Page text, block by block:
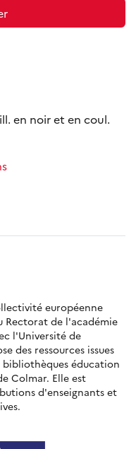
en noir et en coul.
européenne
Rectorat de l'académie
l'Université de
des ressources issues
bibliothèques éducation
Colmar. Elle est
d'enseignants et